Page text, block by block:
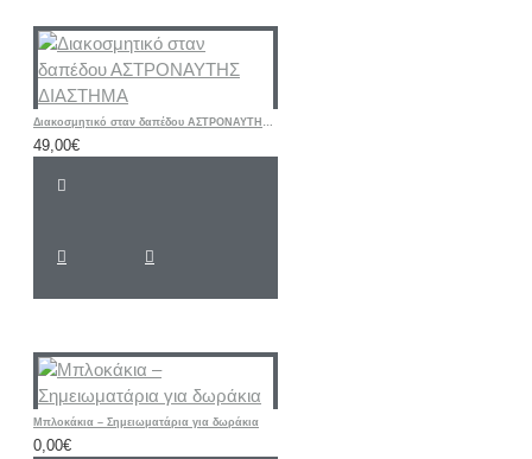
Διακοσμητικό σταν δαπέδου ΑΣΤΡΟΝΑΥΤΗΣ ΔΙΑΣΤΗΜΑ
49,00€
Μπλοκάκια – Σημειωματάρια για δωράκια
0,00€